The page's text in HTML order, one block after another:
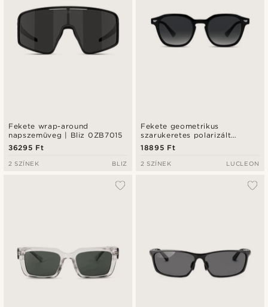
Fekete wrap-around
napszemüveg | Bliz 0ZB7015
36295 Ft
2 SZÍNEK BLIZ
Fekete geometrikus
szarukeretes polarizált
napszemüveg
18895 Ft
2 SZÍNEK LUCLEON